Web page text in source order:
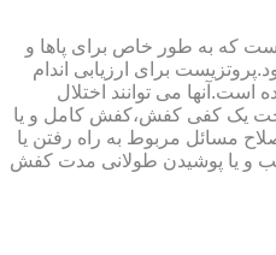
که به طور خاص برای پاها و
برای ارزیابی اندام
است.آنها می توانند اختلال
یک کفی کفش،کفش کامل و یا
مسائل مربوط به راه رفتن یا
و یا پوشیدن طولانی مدت کفش